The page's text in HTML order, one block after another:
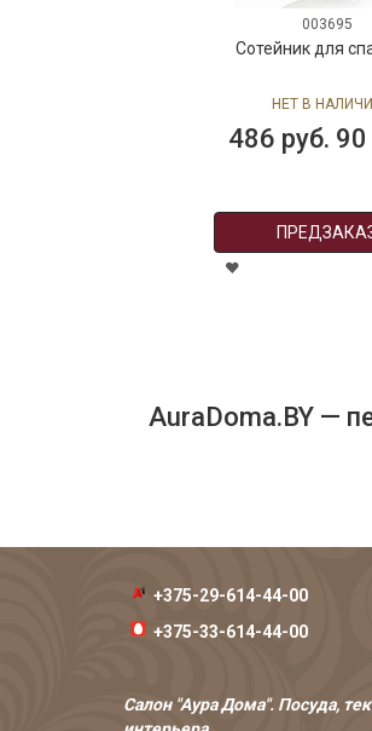
003695
Сотейник для
НЕТ В
486 руб.
AuraDoma.BY —
+375-29-614-44-00
+375-33-614-44-00
Салон "Аура Дома". Посуда,